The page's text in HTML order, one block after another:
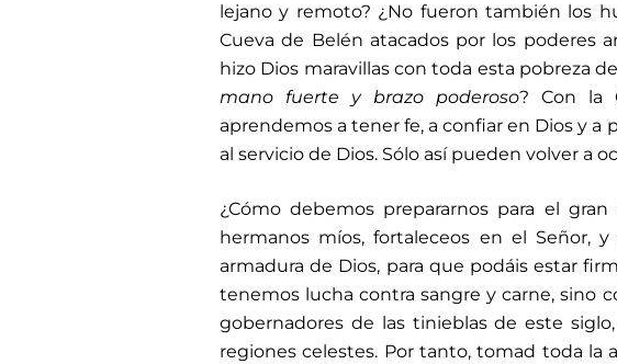
lejano y remoto? ¿No fueron también los
Cueva de Belén atacados por los poderes
hizo Dios maravillas con toda esta pobreza
mano fuerte y brazo poderoso? Con la
aprendemos a tener fe, a confiar en Dios y
al servicio de Dios. Sólo así pueden volver a
¿Cómo debemos prepararnos para el
hermanos míos, fortaleceos en el Señor,
armadura de Dios, para que podáis estar
tenemos lucha contra sangre y carne, sino
gobernadores de las tinieblas de este
regiones celestes. Por tanto, tomad toda la